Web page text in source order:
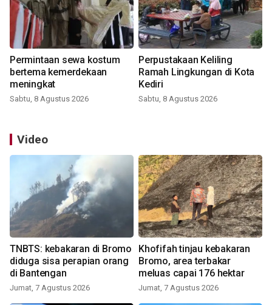
Permintaan sewa kostum
bertema kemerdekaan
meningkat
Sabtu, 8 Agustus 2026
Perpustakaan Keliling
Ramah Lingkungan di Kota
Kediri
Sabtu, 8 Agustus 2026
Video
TNBTS: kebakaran di Bromo
diduga sisa perapian orang
di Bantengan
Jumat, 7 Agustus 2026
Khofifah tinjau kebakaran
Bromo, area terbakar
meluas capai 176 hektar
Jumat, 7 Agustus 2026